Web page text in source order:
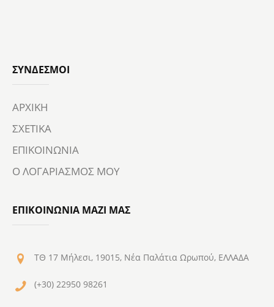
ΣΎΝΔΕΣΜΟΙ
ΑΡΧΙΚΗ
ΣΧΕΤΙΚΑ
ΕΠΙΚΟΙΝΩΝΙΑ
Ο ΛΟΓΑΡΙΑΣΜΟΣ ΜΟΥ
ΕΠΙΚΟΙΝΩΝΙΑ ΜΑΖΙ ΜΑΣ
ΤΘ 17 Μήλεσι, 19015, Νέα Παλάτια Ωρωπού, ΕΛΛΑΔΑ
(+30) 22950 98261